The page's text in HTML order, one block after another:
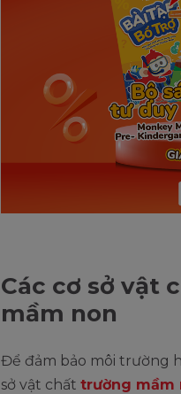
Các cơ sở vật
mầm non
Để đảm bảo môi trường
sở vật chất trường mầm